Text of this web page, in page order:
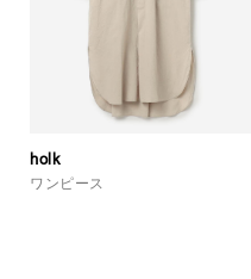
holk
ワンピース